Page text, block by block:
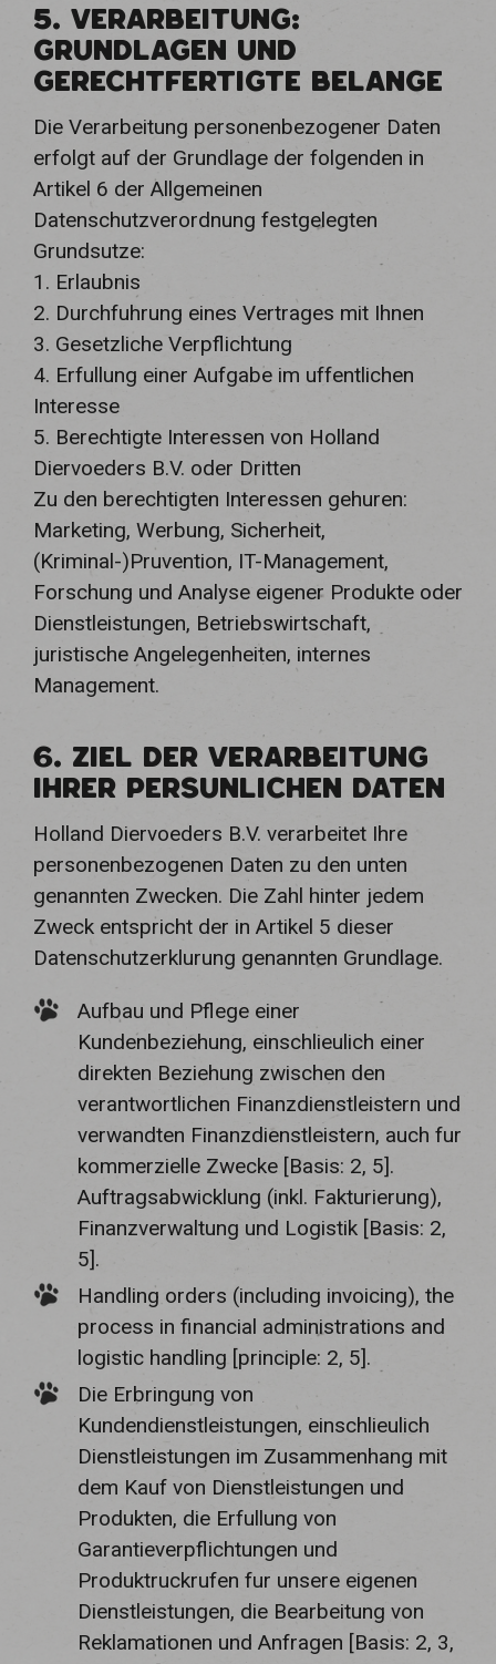
5. VERARBEITUNG:
GRUNDLAGEN UND
GERECHTFERTIGTE BELANGE
Die Verarbeitung personenbezogener Daten
erfolgt auf der Grundlage der folgenden in
Artikel 6 der Allgemeinen
Datenschutzverordnung festgelegten
Grundsutze:
1. Erlaubnis
2. Durchfuhrung eines Vertrages mit Ihnen
3. Gesetzliche Verpflichtung
4. Erfullung einer Aufgabe im uffentlichen
Interesse
5. Berechtigte Interessen von Holland
Diervoeders B.V. oder Dritten
Zu den berechtigten Interessen gehuren:
Marketing, Werbung, Sicherheit,
(Kriminal-)Pruvention, IT-Management,
Forschung und Analyse eigener Produkte oder
Dienstleistungen, Betriebswirtschaft,
juristische Angelegenheiten, internes
Management.
6. ZIEL DER VERARBEITUNG
IHRER PERSUNLICHEN DATEN
Holland Diervoeders B.V. verarbeitet Ihre
personenbezogenen Daten zu den unten
genannten Zwecken. Die Zahl hinter jedem
Zweck entspricht der in Artikel 5 dieser
Datenschutzerklurung genannten Grundlage.
Aufbau und Pflege einer
Kundenbeziehung, einschlieulich einer
direkten Beziehung zwischen den
verantwortlichen Finanzdienstleistern und
verwandten Finanzdienstleistern, auch fur
kommerzielle Zwecke [Basis: 2, 5].
Auftragsabwicklung (inkl. Fakturierung),
Finanzverwaltung und Logistik [Basis: 2,
5].
Handling orders (including invoicing), the
process in financial administrations and
logistic handling [principle: 2, 5].
Die Erbringung von
Kundendienstleistungen, einschlieulich
Dienstleistungen im Zusammenhang mit
dem Kauf von Dienstleistungen und
Produkten, die Erfullung von
Garantieverpflichtungen und
Produktruckrufen fur unsere eigenen
Dienstleistungen, die Bearbeitung von
Reklamationen und Anfragen [Basis: 2, 3,